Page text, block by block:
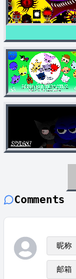
Comments
昵称
邮箱